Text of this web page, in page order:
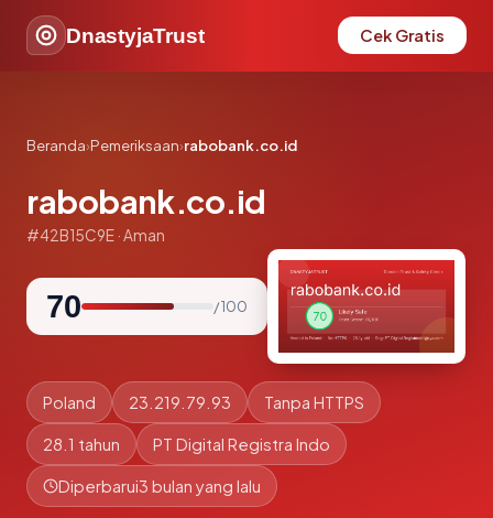
DnastyjaTrust Cek Gratis
Beranda›Pemeriksaan›rabobank.co.id
rabobank.co.id
#42B15C9E · Aman
70 / 100
Poland 23.219.79.93 Tanpa HTTPS
28.1 tahun PT Digital Registra Indo
Diperbarui3 bulan yang lalu